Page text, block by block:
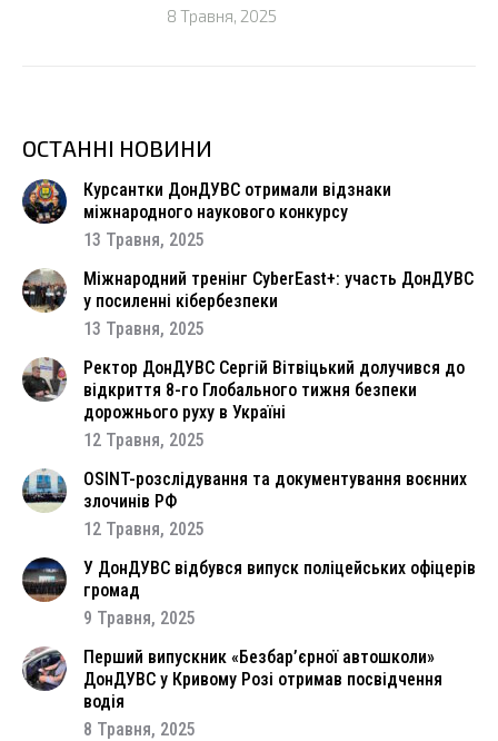
8 Травня, 2025
ОСТАННІ НОВИНИ
Курсантки ДонДУВС отримали відзнаки
міжнародного наукового конкурсу
13 Травня, 2025
Міжнародний тренінг CyberEast+: участь ДонДУВС
у посиленні кібербезпеки
13 Травня, 2025
Ректор ДонДУВС Сергій Вітвіцький долучився до
відкриття 8-го Глобального тижня безпеки
дорожнього руху в Україні
12 Травня, 2025
OSINT-розслідування та документування воєнних
злочинів РФ
12 Травня, 2025
У ДонДУВС відбувся випуск поліцейських офіцерів
громад
9 Травня, 2025
Перший випускник «Безбар’єрної автошколи»
ДонДУВС у Кривому Розі отримав посвідчення
водія
8 Травня, 2025